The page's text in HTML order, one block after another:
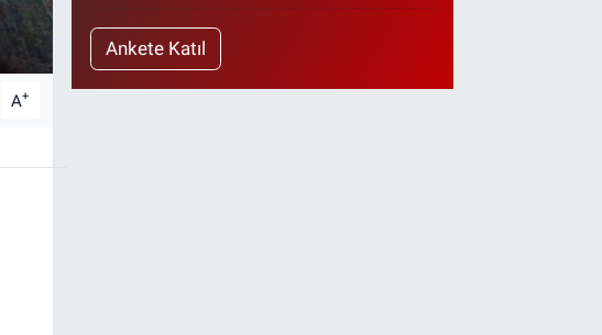
A+
Ankete Katıl